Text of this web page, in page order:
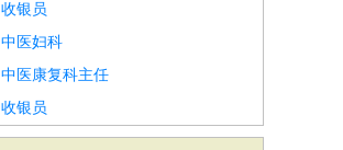
收银员
中医妇科
中医康复科主任
收银员